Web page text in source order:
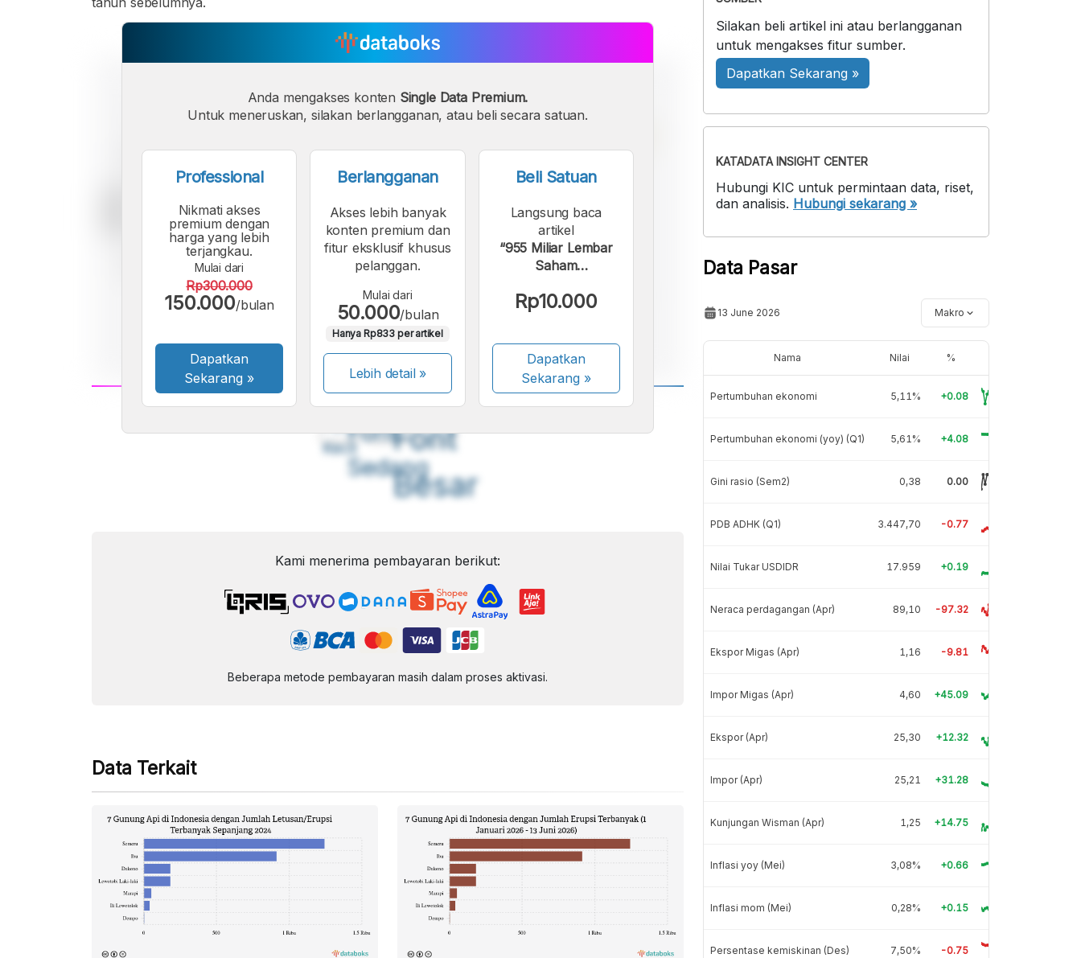
A
Kecil
A
Font
Sedang
A
Font
Besar
Anda mengakses konten Single Data Premium.
Untuk meneruskan, silakan berlangganan, atau beli secara satuan.
Professional
Nikmati akses
premium dengan
harga yang lebih
terjangkau.
Mulai dari
Rp300.000
150.000/bulan
Dapatkan
Sekarang »
Berlangganan
Akses lebih banyak
konten premium dan
fitur eksklusif khusus
pelanggan.
Mulai dari
50.000/bulan
Hanya Rp833 per artikel
Lebih detail »
Beli Satuan
Langsung baca
artikel
“955 Miliar Lembar
Saham
Bursa RI pada Akhir
Rp10.000
Dapatkan
Sekarang»
Kami menerima pembayaran berikut:
Beberapa metode pembayaran masih dalam proses aktivasi.
Data Terkait
Silakan beli artikel ini atau berlangganan
untuk mengakses fitur sumber.
Dapatkan Sekarang »
KATADATA INSIGHT CENTER
Hubungi KIC untuk permintaan data, riset,
dan analisis. Hubungi sekarang »
Data Pasar
13 June 2026 Makro
Nama Nilai %
Pertumbuhan ekonomi 5,11% +0.08
Pertumbuhan ekonomi (yoy) (Q1) 5,61% +4.08
Gini rasio (Sem2) 0,38 0.00
PDB ADHK (Q1) 3.447,70 -0.77
Nilai Tukar USDIDR 17.959 +0.19
Neraca perdagangan (Apr) 89,10 -97.32
Ekspor Migas (Apr) 1,16 -9.81
Impor Migas (Apr) 4,60 +45.09
Ekspor (Apr) 25,30 +12.32
Impor (Apr) 25,21 +31.28
Kunjungan Wisman (Apr) 1,25 +14.75
Inflasi yoy (Mei) 3,08% +0.66
Inflasi mom (Mei) 0,28% +0.15
Persentase kemiskinan (Des) 7,50% -0.75